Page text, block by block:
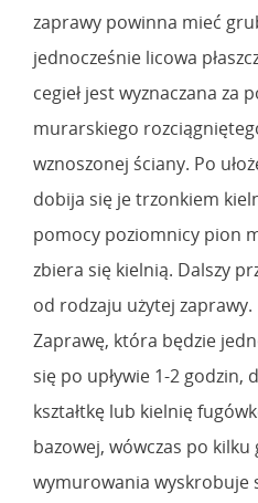
zaprawy powinna mieć
jednocześnie licowa
cegieł jest wyznaczana za
murarskiego
wznoszonej ściany. Po
dobija się je trzonkiem
pomocy poziomnicy pion
zbiera się kielnią. Dalszy
od rodzaju użytej zaprawy.
Zaprawę, która będzie
się po upływie 1-2 godzin,
kształtkę lub kielnię
bazowej, wówczas po
wymurowania wyskrobuje